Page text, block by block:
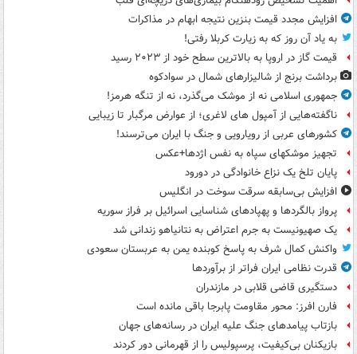
افزایش مجدد قیمت بنزین نتیجه ابهام در مذاکرات
به یاد آن روز که به زیارت کربلا رفتی!
قیمت گاز در اروپا به بالاترین سطح خود از ۲۰۲۳ رسید
برداشت برنج از شالیزارهای شمال در سوادکوه
جمهوری اسلامی نه از موشک می‌گذرد، نه از تنگه هرمز!
ناگفته‌هایی از آمپول های لاغری؛ از عوارض مرگبار تا زیبایی
کشورهای عربی از رویارویی و جنگ با ایران می‌ترسند!
تجهیز موشکهای سپاه به نفس اژدها+عکس
پایان تلخ یک نزاع خانوادگی در دورود
افزایش بی‌سابقه سرقت سوخت در انگلیس
پرواز بالگردها و پهپادهای شناسایی اسرائیل بر فراز سوریه
یک صهیونیست به جرم اعتراض به نتانیاهو زندانی شد
واکنش کمال شرف به پاسخ کوبنده یمن به عربستان سعودی
قدرت نظامی ایران فراتر از برآوردها
دستگیری قاضی قلابی در مازندران
فارن افرز: محور مقاومت پابرجا باقی مانده است
بازتاب پیامدهای جنگ علیه ایران در رسانه‌های جهان
بازیکنان بی‌کیفیت، پرسپولیس را از قهرمانی دور کردند